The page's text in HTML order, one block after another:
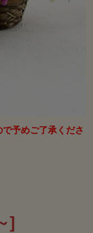
予めご了承くださ
]